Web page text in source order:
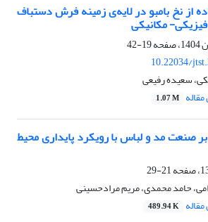
از نخ بامبو در لایه‌ی زمینه فرش دستباف
مکانیکی
19-42
10.22034/
سعیده رفیعی
1.07 M
صنعت مد و لباس با رویکرد پایداری محیط
21-29
حامد محمدی، مریم مرادحسینی
489.94 K